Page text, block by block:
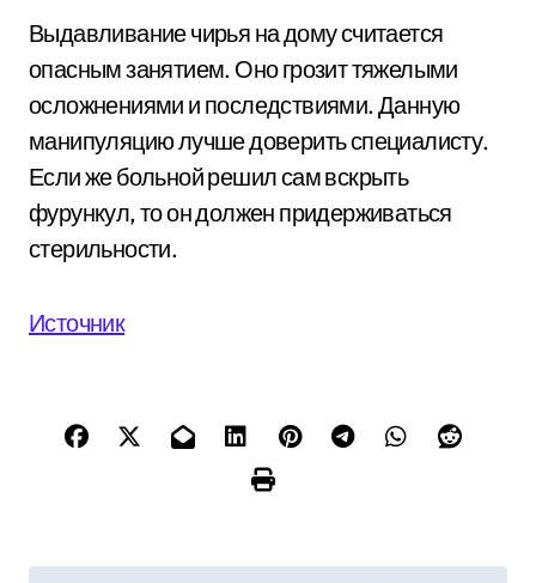
Выдавливание чирья на дому считается
опасным занятием. Оно грозит тяжелыми
осложнениями и последствиями. Данную
манипуляцию лучше доверить специалисту.
Если же больной решил сам вскрыть
фурункул, то он должен придерживаться
стерильности.
Источник